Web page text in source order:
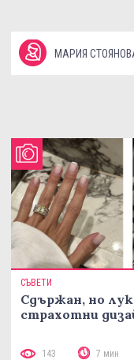
МАРИЯ
СЪВЕТИ
Сдържан, но
страхотни
143 7 мин